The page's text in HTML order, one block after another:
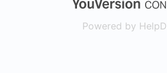
Powered by